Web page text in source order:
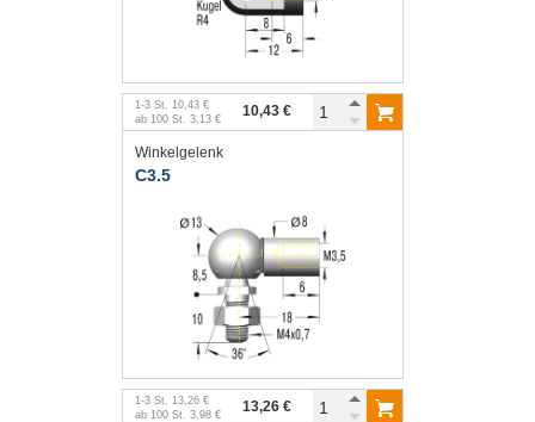
1 -3 St. 10,43 €
ab 100 St. 3,13 € 10,43 €
Winkelgelenk
C3.5
1 -3 St. 13,26 €
ab 100 St. 3,98 € 13,26 €